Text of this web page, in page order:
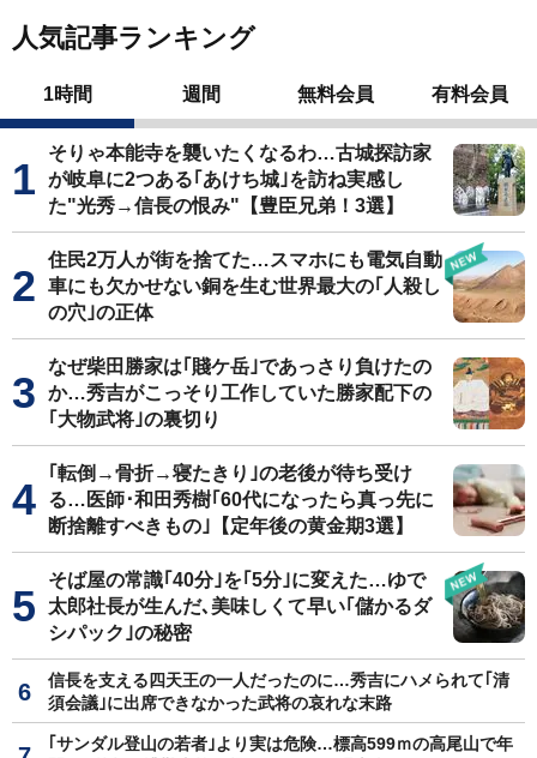
人気記事ランキング
1時間 週間 無料会員 有料会員
そりゃ本能寺を襲いたくなるわ…古城探訪家
が岐阜に2つある｢あけち城｣を訪ね実感し
た"光秀→信長の恨み"【豊臣兄弟！3選】
住民2万人が街を捨てた…スマホにも電気自動
車にも欠かせない銅を生む世界最大の｢人殺し
の穴｣の正体
なぜ柴田勝家は｢賤ケ岳｣であっさり負けたの
か…秀吉がこっそり工作していた勝家配下の
｢大物武将｣の裏切り
｢転倒→骨折→寝たきり｣の老後が待ち受け
る…医師･和田秀樹｢60代になったら真っ先に
断捨離すべきもの｣【定年後の黄金期3選】
そば屋の常識｢40分｣を｢5分｣に変えた…ゆで
太郎社長が生んだ､美味しくて早い｢儲かるダ
シパック｣の秘密
信長を支える四天王の一人だったのに…秀吉にハメられて｢清
須会議｣に出席できなかった武将の哀れな末路
｢サンダル登山の若者｣より実は危険…標高599ｍの高尾山で年